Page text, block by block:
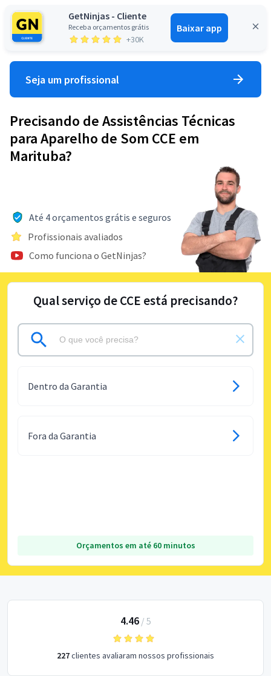
GetNinjas - Cliente
Receba orçamentos grátis
+30K
Baixar app
Entrar
Seja um profissional
Precisando de Assistências Técnicas
para Aparelho de Som CCE em
Marituba?
Até 4 orçamentos grátis e seguros
Profissionais avaliados
Como funciona o GetNinjas?
Qual serviço de CCE está precisando?
Dentro da Garantia
Fora da Garantia
Orçamentos em até 60 minutos
4.46/ 5
227clientes avaliaram nossos profissionais